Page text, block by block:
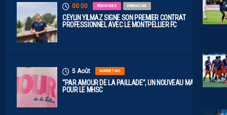
00:00 FÉMININES FORMATION
CEYLIN YILMAZ SIGNE SON PREMIER CONTRAT
PROFESSIONNEL AVEC LE MONTPELLIER FC
5 Août MARKETING
“PAR AMOUR DE LA PAILLADE”, UN NOUVEAU MAILLOT
POUR LE MHSC